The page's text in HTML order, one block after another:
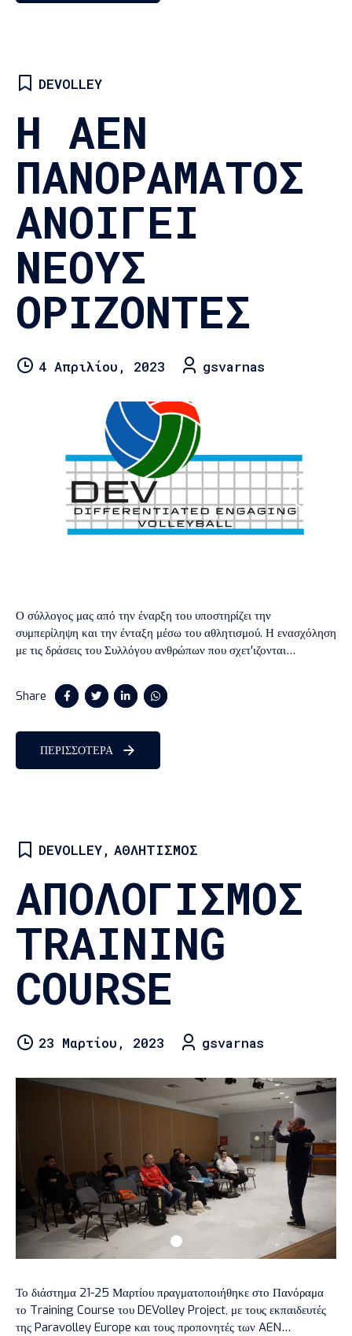
Loading...
DEVOLLEY
Η ΑΕΝ
ΠΑΝΟΡΑΜΑΤΟΣ
ΑΝΟΙΓΕΙ
ΝΕΟΥΣ
ΟΡΙΖΟΝΤΕΣ
4 Απριλίου, 2023 gsvarnas
Ο σύλλογος μας από την έναρξη του υποστηρίζει την
συμπερίληψη και την ένταξη μέσω του αθλητισμού. Η ενασχόληση
με τις δράσεις του Συλλόγου ανθρώπων που σχετ'ιζονται
πυροδότησε την δημιουργία επιπλέον τμημάτων που θα άνοιγε την
πόρτα του αθλητισμού και σε άτομα με αναπηρία.
Share
ΠΕΡΙΣΣΟΤΕΡΑ
DEVOLLEY, ΑΘΛΗΤΙΣΜΌΣ
ΑΠΟΛΟΓΙΣΜΟΣ
TRAINING
COURSE
23 Μαρτίου, 2023 gsvarnas
Το διάστημα 21-25 Μαρτίου πραγματοποιήθηκε στο Πανόραμα
το Training Course του DEVolley Project, με τους εκπαιδευτές
της Paravolley Europe και τους προπονητές των AEN